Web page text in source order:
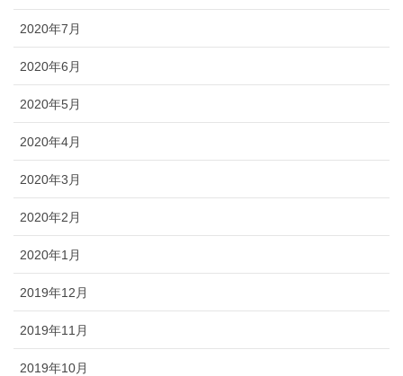
2020年7月
2020年6月
2020年5月
2020年4月
2020年3月
2020年2月
2020年1月
2019年12月
2019年11月
2019年10月